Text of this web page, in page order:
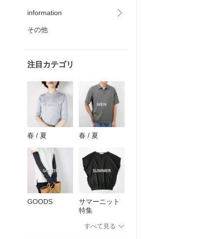
information
その他
注目カテゴリ
春 / 夏 春 / 夏
GOODS
サマーニット
特集
すべて見る